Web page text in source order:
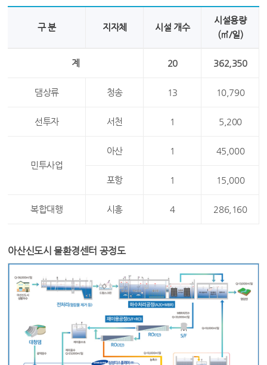
구 분 지자체 시설 개수
시설용량
(㎥/일)
계 20 362,350
댐상류 청송 13 10,790
선투자 서천 1 5,200
민투사업
아산 1 45,000
포항 1 15,000
복합대행 시흥 4 286,160
아산신도시 물환경센터 공정도